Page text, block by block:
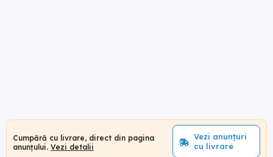
Cumpără cu livrare, direct din pagina
anunțului. Vezi detalii
Vezi anunțuri
cu livrare